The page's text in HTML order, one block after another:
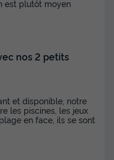
est plutôt moyen
nos 2 petits
et disponible, notre
les piscines, les jeux
en face, ils se sont